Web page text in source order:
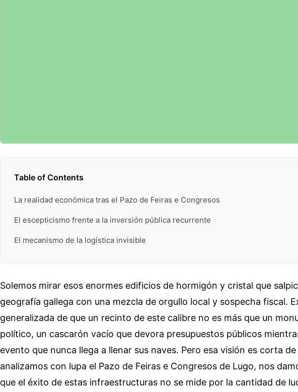
Table of Contents
La realidad económica tras el Pazo de Feiras e Congresos
El escepticismo frente a la inversión pública recurrente
El mecanismo de la logística invisible
Solemos mirar esos enormes edificios de hormigón y cristal que
geografía gallega con una mezcla de orgullo local y sospecha fiscal.
generalizada de que un recinto de este calibre no es más que un
político, un cascarón vacío que devora presupuestos públicos
evento que nunca llega a llenar sus naves. Pero esa visión es corta de
analizamos con lupa el Pazo de Feiras e Congresos de Lugo, nos
que el éxito de estas infraestructuras no se mide por la cantidad de